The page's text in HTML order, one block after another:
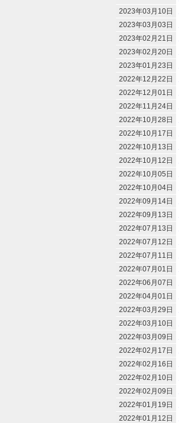
2023年03月10日
2023年03月03日
2023年02月21日
2023年02月20日
2023年01月23日
2022年12月22日
2022年12月01日
2022年11月24日
2022年10月28日
2022年10月17日
2022年10月13日
2022年10月12日
2022年10月05日
2022年10月04日
2022年09月14日
2022年09月13日
2022年07月13日
2022年07月12日
2022年07月11日
2022年07月01日
2022年06月07日
2022年04月01日
2022年03月29日
2022年03月10日
2022年03月09日
2022年02月17日
2022年02月16日
2022年02月10日
2022年02月09日
2022年01月19日
2022年01月12日